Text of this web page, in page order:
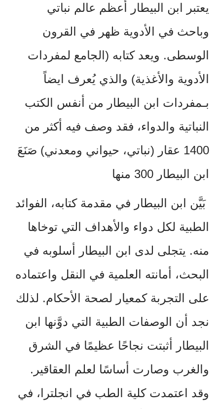
يعتبر ابن البيطار أعظم عالم نباتي
وباحث في الأدوية ظهر في القرون
الوسطى. ويعد كتابه (الجامع لمفردات
الأدوية والأغذية) والذي يُعرف ايضاً
بـمفردات ابن البيطار من أنفس الكتب
النباتية والدواء، فقد وصف فيه أكثر من
1400 عقار
(نباتي، حيواني ومعدني) صَنَعَ
ابن البيطار 300 منها
بَيَّن ابن البيطار في مقدمة كتابه، الفوائد
الطبية لكل دواء والأهداف التي توخاها
منه. يتجلى لدى ابن البيطار أسلوبه في
البحث، أمانته العلمية في النقل واعتماده
على التجربة كمعيار لصحة الأحكام. لذلك
نجد أن الوصفات الطبية التي دوَّنها ابن
البيطار أثبتت نجاحًا عظيمًا في الشرق
والغرب وصارت أساسًا لعلم العقاقير .
وقد اعتمدت كلية الطب في انجلترا، في